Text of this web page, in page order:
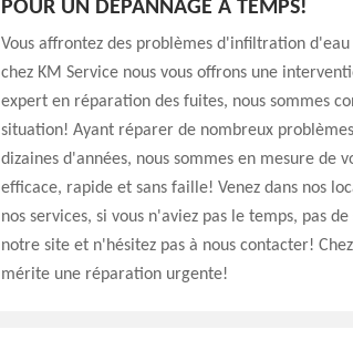
POUR UN DÉPANNAGE À TEMPS!
Vous affrontez des problèmes d'infiltration d'eau
chez KM Service nous vous offrons une
expert en réparation des fuites, nous sommes
situation! Ayant réparer de nombreux
dizaines d'années, nous sommes en mesure de
efficace, rapide et sans faille! Venez dans nos
nos services, si vous n'aviez pas le temps, pas
notre site et n'hésitez pas à nous contacter!
mérite une réparation urgente!